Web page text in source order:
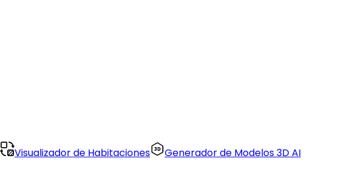
Visualizador de Habitaciones Generador de Modelos 3D AI